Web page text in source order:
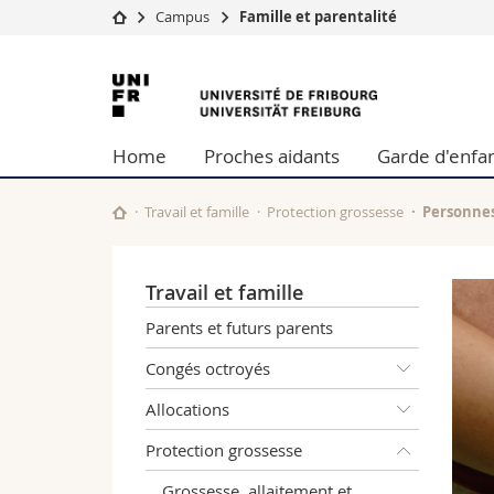
Université
Recherche
Université
Formation continue
Sciences
Lettres et
Sciences
Campus Famille et parentalité
Université
de
Fribourg
Home Proches aidants Garde
Travail et famille Protection grossesse
Travail et famille
Parents et futurs parents
Congés octroyés
Allocations
Protection grossesse